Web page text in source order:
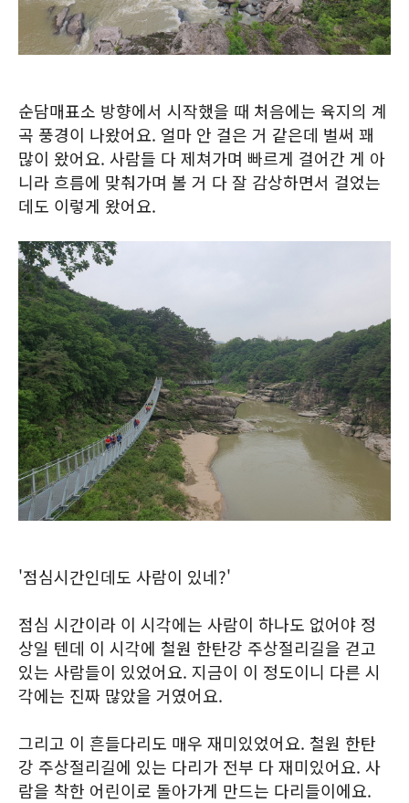
순담매표소 방향에서 시작했을 때 처음에는 육지의 계
곡 풍경이 나왔어요. 얼마 안 걸은 거 같은데 벌써 꽤
많이 왔어요. 사람들 다 제쳐가며 빠르게 걸어간 게 아
니라 흐름에 맞춰가며 볼 거 다 잘 감상하면서 걸었는
데도 이렇게 왔어요.
'점심시간인데도 사람이 있네?'
점심 시간이라 이 시각에는 사람이 하나도 없어야 정
상일 텐데 이 시각에 철원 한탄강 주상절리길을 걷고
있는 사람들이 있었어요. 지금이 이 정도이니 다른 시
각에는 진짜 많았을 거였어요.
그리고 이 흔들다리도 매우 재미있었어요. 철원 한탄
강 주상절리길에 있는 다리가 전부 다 재미있어요. 사
람을 착한 어린이로 돌아가게 만드는 다리들이에요.